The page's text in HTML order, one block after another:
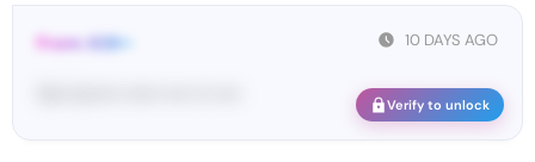
10 DAYS AGO
From: 628••
Verify to unlock